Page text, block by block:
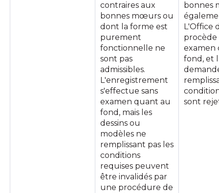
contraires aux
bonnes mœurs ou
dont la forme est
purement
fonctionnelle ne
sont pas
admissibles.
L'enregistrement
s'effectue sans
examen quant au
fond, mais les
dessins ou
modèles ne
remplissant pas les
conditions
requises peuvent
être invalidés par
une procédure de
bonnes
L'Office
procède
examen
fond, et
sont